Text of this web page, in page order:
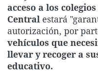
acceso a los
Central estará
autorización, por
vehículos que
llevar y recoger a
educativo.